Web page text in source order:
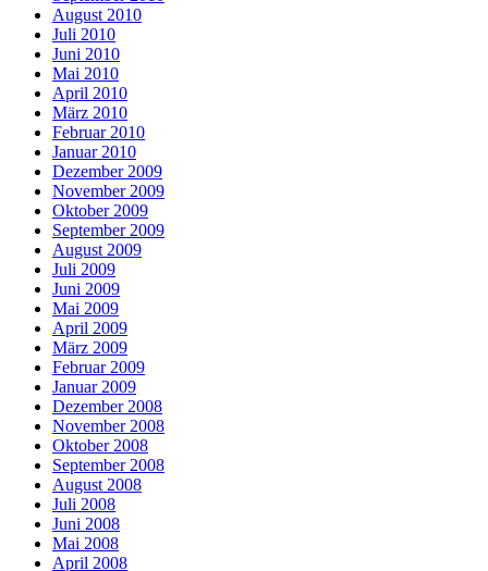
August 2010
Juli 2010
Juni 2010
Mai 2010
April 2010
März 2010
Februar 2010
Januar 2010
Dezember 2009
November 2009
Oktober 2009
September 2009
August 2009
Juli 2009
Juni 2009
Mai 2009
April 2009
März 2009
Februar 2009
Januar 2009
Dezember 2008
November 2008
Oktober 2008
September 2008
August 2008
Juli 2008
Juni 2008
Mai 2008
April 2008